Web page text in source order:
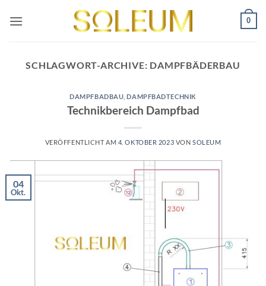
Inhalt
0
SCHLAGWORT-ARCHIVE: DAMPFBÄDERBAU
DAMPFBADBAU ,DAMPFBADTECHNIK
Technikbereich Dampfbad
VERÖFFENTLICHT AM 4. OKTOBER 2023 VON SOLEUM
04
Okt.